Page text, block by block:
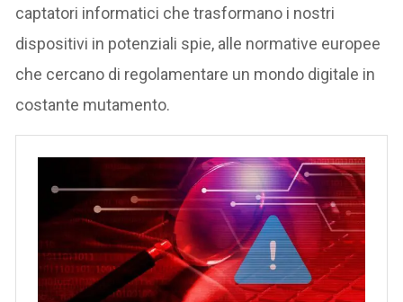
captatori informatici che trasformano i nostri
dispositivi in potenziali spie, alle normative europee
che cercano di regolamentare un mondo digitale in
costante mutamento.